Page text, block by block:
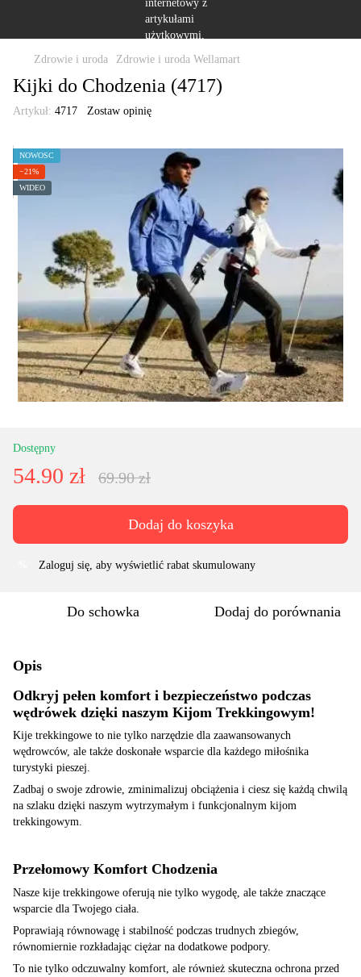
Zdrowie i uroda Zdrowie i uroda Wellamart
Kijki do Chodzenia (4717)
Artykuł: 4717 Zostaw opinię
NOWOŚĆ
−21%
WIDEO
Dostępny
54.90 zł 69.90 zł
Dodaj do koszyka
Zaloguj się , aby wyświetlić rabat skumulowany
Do schowka Dodaj do porównania
Opis
Odkryj pełen komfort i bezpieczeństwo podczas
wędrówek dzięki naszym Kijom Trekkingowym!
Kije trekkingowe to nie tylko narzędzie dla zaawansowanych
wędrowców, ale także doskonałe wsparcie dla każdego miłośnika
turystyki pieszej.
Zadbaj o swoje zdrowie, zminimalizuj obciążenia i ciesz się każdą chwilą
na szlaku dzięki naszym wytrzymałym i funkcjonalnym kijom
trekkingowym.
Przełomowy Komfort Chodzenia
Nasze kije trekkingowe oferują nie tylko wygodę, ale także znaczące
wsparcie dla Twojego ciała.
Poprawiają równowagę i stabilność podczas trudnych zbiegów,
równomiernie rozkładając ciężar na dodatkowe podpory.
To nie tylko odczuwalny komfort, ale również skuteczna ochrona przed